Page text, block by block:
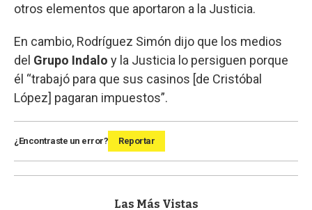
otros elementos que aportaron a la Justicia.
En cambio, Rodríguez Simón dijo que los medios
del Grupo Indalo y la Justicia lo persiguen porque
él “trabajó para que sus casinos [de Cristóbal
López] pagaran impuestos”.
¿Encontraste un error? Reportar
Las Más Vistas